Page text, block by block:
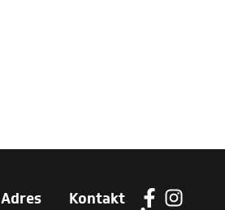
Adres Kontakt